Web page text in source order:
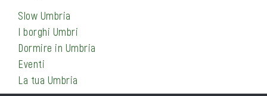
Slow Umbria
I borghi Umbri
Dormire in Umbria
Eventi
La tua Umbria